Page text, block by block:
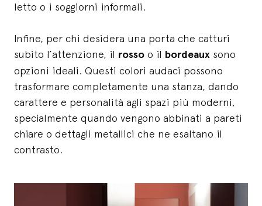
letto o i soggiorni informali.
Infine, per chi desidera una porta che catturi
subito l’attenzione, il rosso o il bordeaux sono
opzioni ideali. Questi colori audaci possono
trasformare completamente una stanza, dando
carattere e personalità agli spazi più moderni,
specialmente quando vengono abbinati a pareti
chiare o dettagli metallici che ne esaltano il
contrasto.